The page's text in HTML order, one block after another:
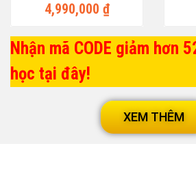
4,990,000 ₫
Nhận mã CODE giảm hơn
học tại đây!
XEM THÊM